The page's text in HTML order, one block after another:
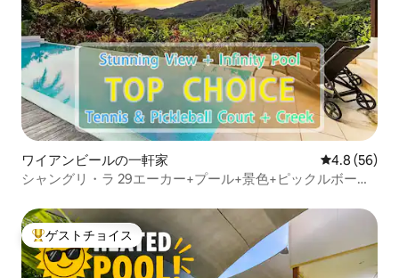
ワイアンビールの一軒家 レビュー56
4.8 (56)
シャングリ・ラ 29エーカー+プール+景色+ピックルボール
大好評のゲストチョイスです。
ゲストチョイス